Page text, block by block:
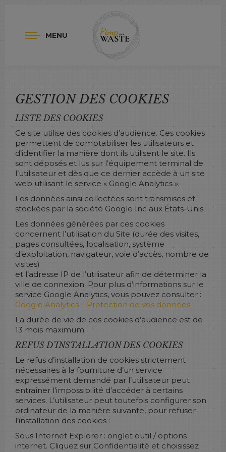
MENU
GESTION DES COOKIES
LISTE DES COOKIES
Ce site utilise des cookies d’audience. Ces cookies
permettent de comptabiliser les utilisateurs et
d’identifier la manière dont ils utilisent le site. Ils
sont déposés et lus sur l’équipement terminal de
l’utilisateur et dès que ce dernier accède à un site
web utilisant le service « Google Analytics ».
Les données ainsi collectées sont transmises et
stockées par la société Google Inc aux États-Unis.
Les données générées par ces cookies
concernent l’utilisation du Site (durée des visites,
pages consultées, localisation, système
d’exploitation, navigateur, voie d’accès, nombre de
visites)
et l’adresse IP de l’utilisateur afin de déterminer la
ville de connexion. Pour plus d’informations sur le
service Google Analytics, vous pouvez consulter :
Google Analytics – Protection de vos données.
La durée de vie de ces cookies d’audience est de
13 mois maximum.
REFUS D’INSTALLATION DES COOKIES
Le refus d’installation de cookies strictement
nécessaires à la fourniture d’un service
expressément demandé par l’utilisateur peut
entraîner l’impossibilité d’accéder à certains
services. L’utilisateur peut toutefois configurer son
ordinateur de la manière suivante, pour refuser
l’installation des cookies :
Sous Internet Explorer : onglet outil / options
internet. Cliquez sur Confidentialité et choisissez